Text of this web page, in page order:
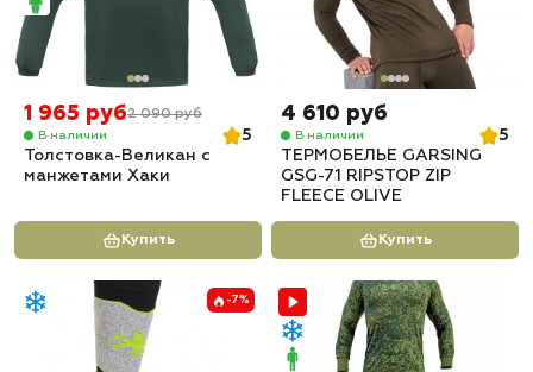
1 965 руб2 090 руб
В наличии
5
Толстовка-Великан с
манжетами Хаки
Купить
4 610 руб
В наличии
5
ТЕРМОБЕЛЬЕ GARSING
GSG-71 RIPSTOP ZIP
FLEECE OLIVE
Купить
-7%